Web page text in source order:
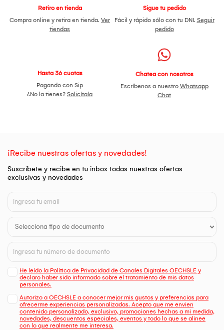
Retiro en tienda
Compra online y retira en tienda. Ver
tiendas
Sigue tu pedido
Fácil y rápido sólo con tu DNI. Seguir
pedido
Hasta 36 cuotas
Pagando con Sip
¿No la tienes? Solicítala
Chatea con nosotros
Escríbenos a nuestro Whatsapp
Chat
¡Recibe nuestras ofertas y novedades!
Suscríbete y recibe en tu inbox todas nuestras ofertas
exclusivas y novedades
He leído la Política de Privacidad de Canales Digitales OECHSLE y
declaro haber sido informado sobre el tratamiento de mis datos
personales.
Autorizo a OECHSLE a conocer mejor mis gustos y preferencias para
ofrecerme experiencias personalizadas. Acepto que me envien
contenido personalizado, exclusivo, promociones hechas a mi medida,
novedades, descuentos especiales, eventos y todo lo que se alinee
con lo que realmente me interesa.